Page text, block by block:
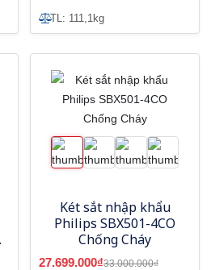
TL: 111,1kg
Két sắt nhập khẩu
Philips SBX501-4CO
Chống Cháy
27.699.000₫33.000.000₫